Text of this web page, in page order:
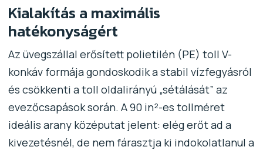
Kialakítás a maximális
hatékonyságért
Az üvegszállal erősített polietilén (PE) toll V-
konkáv formája gondoskodik a stabil vízfegyásról
és csökkenti a toll oldalirányú „sétálását” az
evezőcsapások során. A 90 in²-es tollméret
ideális arany középutat jelent: elég erőt ad a
kivezetésnél, de nem fárasztja ki indokolatlanul a